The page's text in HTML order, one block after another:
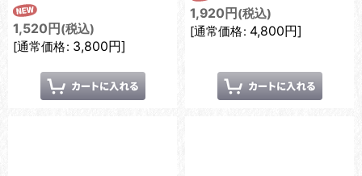
1,520 円 (税込)
[通常価格: 3,800円]
1,920 円 (税込)
[通常価格: 4,800円]